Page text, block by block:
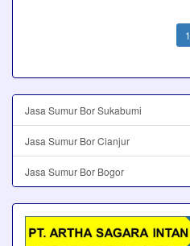
1
Jasa Sumur Bor Sukabumi
Jasa Sumur Bor Cianjur
Jasa Sumur Bor Bogor